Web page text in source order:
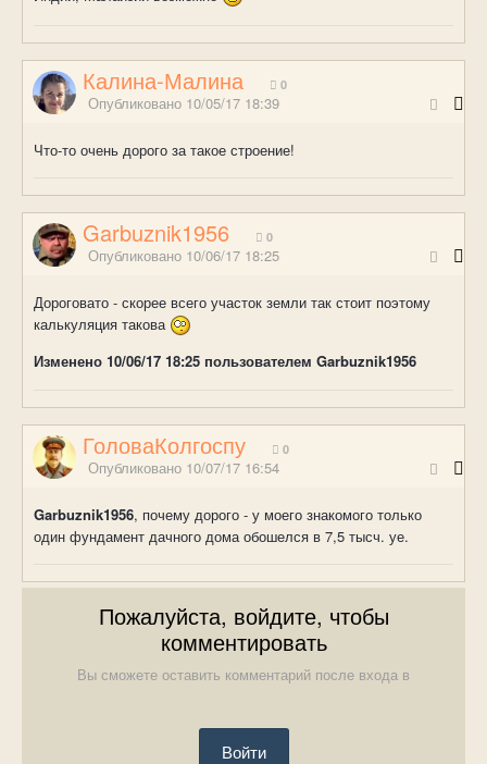
Калина-Малина 0
Опубликовано 10/05/17 18:39
Что-то очень дорого за такое строение!
Garbuznik1956 0
Опубликовано 10/06/17 18:25
Дороговато - скорее всего участок земли так стоит поэтому
калькуляция такова
Изменено 10/06/17 18:25 пользователем Garbuznik1956
ГоловаКолгоспу 0
Опубликовано 10/07/17 16:54
Garbuznik1956, почему дорого - у моего знакомого только
один фундамент дачного дома обошелся в 7,5 тысч. уе.
Пожалуйста, войдите, чтобы
комментировать
Вы сможете оставить комментарий после входа в
Войти